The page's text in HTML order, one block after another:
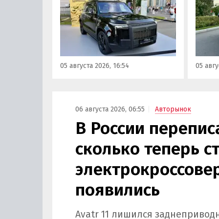
Rox 01 российской сборки.
Модель получила Одобрение
типа транспортного средства
(ОТТС), позволяющее
выпускаться на
калининградском заводе
«Автотор» с российским VIN-
05 августа 2026, 16:54
2025
20
ходе
05
06 августа 2026, 06:55 Авторынок
В России
сколько теперь
появились
Avatr 11 лишился